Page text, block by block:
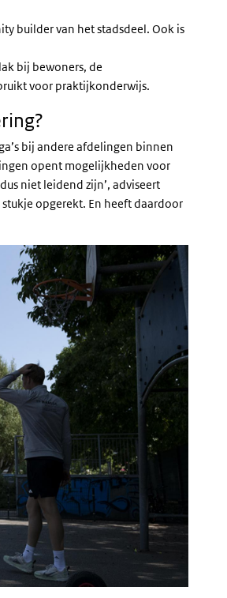
builder van het stadsdeel. Ook is
bij bewoners, de
voor praktijkonderwijs.
bij andere afdelingen binnen
opent mogelijkheden voor
niet leidend zijn’, adviseert
opgerekt. En heeft daardoor